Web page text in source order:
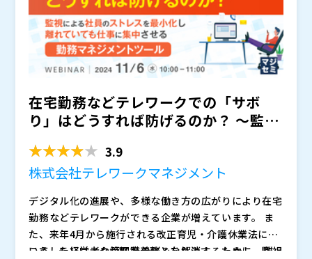
もリアルタイムに確認できることで、成果だけではなく
プロセスも踏まえた評価が実現できる点でも、人材の最
適な活用を促進し成果の最大化を後押しします。 そう
した適切な評価を行える状況を作ることで、評価される
とが可能です。 SES・自社開発企業においてエンジニア
の育成に行き詰まりを感じている方や、離職防止を実現
したいとお考えの方に特におすすめの内容です。
在宅勤務などテレワークでの「サボ
り」はどうすれば防げるのか？ ～監視
3.9
株式会社テレワークマネジメント
デジタル化の進展や、多様な働き方の広がりにより在宅
勤務などテレワークができる企業が増えています。 ま
た、来年4月から施行される改正育児・介護休業法にお
いて、テレワークが努力義務となります。 しかし、離
こうした経営者や管理職の悩みを解消するために、監視